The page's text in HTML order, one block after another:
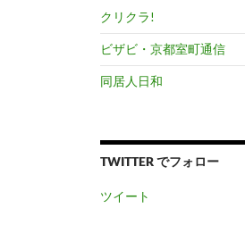
クリクラ!
ビザビ・京都室町通信
同居人日和
TWITTER でフォロー
ツイート